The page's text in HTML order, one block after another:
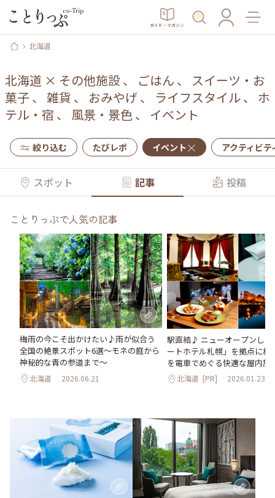
ガイド・マガジン
北海道
北海道 × その他施設、 ごはん 、 スイーツ・お
菓子、 雑貨 、 おみやげ 、 ライフスタイル、 ホ
テル・宿 、 風景・景色、 イベント
絞り込む たびレポ イベント アクティビテ
スポット 記事 投稿
ことりっぷで人気の記事
梅雨の今こそ出かけたい♪雨が似合う
全国の絶景スポット6選～モネの庭から
神秘的な青の参道まで～
北海道 2026.06.21
駅直結♪ ニューオープンした
ートホテル札幌」を拠点に札
を電車でめぐる快適な屋内旅
北海道 [PR] 2026.01.23